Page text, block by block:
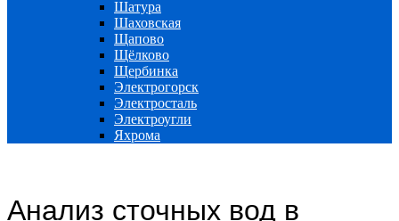
Шатура
Шаховская
Щапово
Щёлково
Щербинка
Электрогорск
Электросталь
Электроугли
Яхрома
Анализ сточных вод в